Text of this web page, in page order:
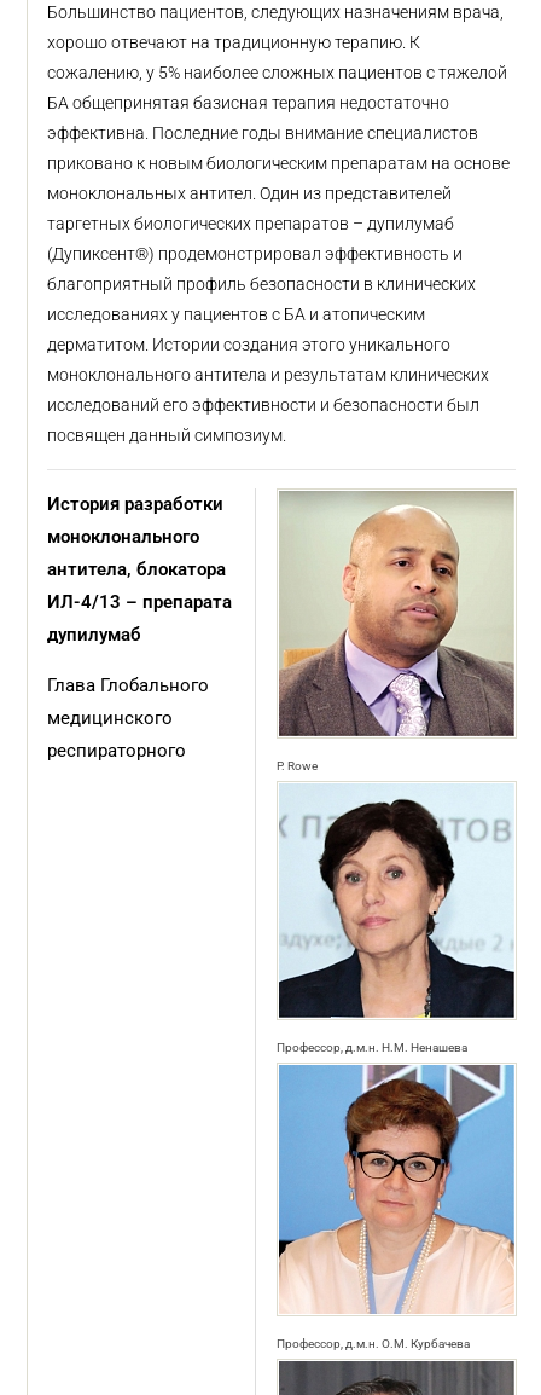
Большинство пациентов, следующих назначениям врача,
хорошо отвечают на традиционную терапию. К
сожалению, у 5% наиболее сложных пациентов с тяжелой
БА общепринятая базисная терапия недостаточно
эффективна. Последние годы внимание специалистов
приковано к новым биологическим препаратам на основе
моноклональных антител. Один из представителей
таргетных биологических препаратов – дупилумаб
(Дупиксент®) продемонстрировал эффективность и
благоприятный профиль безопасности в клинических
исследованиях у пациентов с БА и атопическим
дерматитом. Истории создания этого уникального
моноклонального антитела и результатам клинических
исследований его эффективности и безопасности был
посвящен данный симпозиум.
P. Rowe
Профессор, д.м.н. Н.М. Ненашева
Профессор, д.м.н. О.М. Курбачева
История разработки
моноклонального
антитела, блокатора
ИЛ-4/13 – препарата
дупилумаб
Глава Глобального
медицинского
респираторного